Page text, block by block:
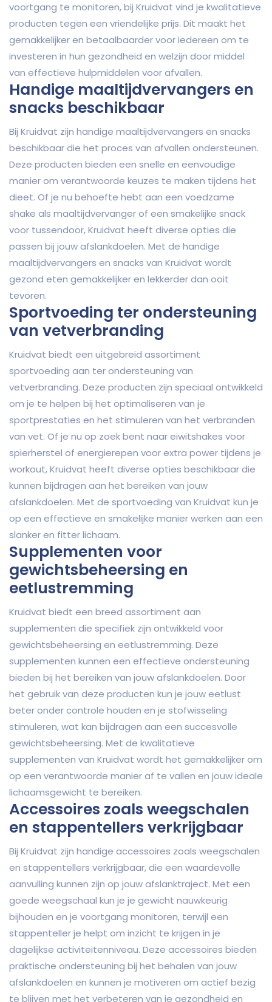
voortgang te monitoren, bij Kruidvat vind je kwalitatieve
producten tegen een vriendelijke prijs. Dit maakt het
gemakkelijker en betaalbaarder voor iedereen om te
investeren in hun gezondheid en welzijn door middel
van effectieve hulpmiddelen voor afvallen.
Handige maaltijdvervangers en
snacks beschikbaar
Bij Kruidvat zijn handige maaltijdvervangers en snacks
beschikbaar die het proces van afvallen ondersteunen.
Deze producten bieden een snelle en eenvoudige
manier om verantwoorde keuzes te maken tijdens het
dieet. Of je nu behoefte hebt aan een voedzame
shake als maaltijdvervanger of een smakelijke snack
voor tussendoor, Kruidvat heeft diverse opties die
passen bij jouw afslankdoelen. Met de handige
maaltijdvervangers en snacks van Kruidvat wordt
gezond eten gemakkelijker en lekkerder dan ooit
tevoren.
Sportvoeding ter ondersteuning
van vetverbranding
Kruidvat biedt een uitgebreid assortiment
sportvoeding aan ter ondersteuning van
vetverbranding. Deze producten zijn speciaal ontwikkeld
om je te helpen bij het optimaliseren van je
sportprestaties en het stimuleren van het verbranden
van vet. Of je nu op zoek bent naar eiwitshakes voor
spierherstel of energierepen voor extra power tijdens je
workout, Kruidvat heeft diverse opties beschikbaar die
kunnen bijdragen aan het bereiken van jouw
afslankdoelen. Met de sportvoeding van Kruidvat kun je
op een effectieve en smakelijke manier werken aan een
slanker en fitter lichaam.
Supplementen voor
gewichtsbeheersing en
eetlustremming
Kruidvat biedt een breed assortiment aan
supplementen die specifiek zijn ontwikkeld voor
gewichtsbeheersing en eetlustremming. Deze
supplementen kunnen een effectieve ondersteuning
bieden bij het bereiken van jouw afslankdoelen. Door
het gebruik van deze producten kun je jouw eetlust
beter onder controle houden en je stofwisseling
stimuleren, wat kan bijdragen aan een succesvolle
gewichtsbeheersing. Met de kwalitatieve
supplementen van Kruidvat wordt het gemakkelijker om
op een verantwoorde manier af te vallen en jouw ideale
lichaamsgewicht te bereiken.
Accessoires zoals weegschalen
en stappentellers verkrijgbaar
Bij Kruidvat zijn handige accessoires zoals weegschalen
en stappentellers verkrijgbaar, die een waardevolle
aanvulling kunnen zijn op jouw afslanktraject. Met een
goede weegschaal kun je je gewicht nauwkeurig
bijhouden en je voortgang monitoren, terwijl een
stappenteller je helpt om inzicht te krijgen in je
dagelijkse activiteitenniveau. Deze accessoires bieden
praktische ondersteuning bij het behalen van jouw
afslankdoelen en kunnen je motiveren om actief bezig
te blijven met het verbeteren van je gezondheid en